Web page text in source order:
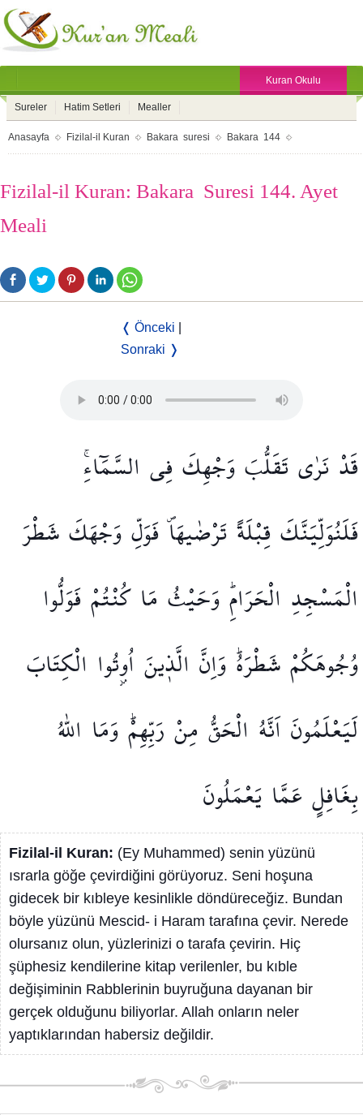
Kuran Okulu
Sureler Hatim Setleri Mealler
Anasayfa Fizilal-il Kuran Bakara suresi Bakara 144
Fizilal-il Kuran: Bakara Suresi 144. Ayet
Meali
❬ Önceki
Sonraki ❭
قَدْ نَرٰىتَقَلُّبَوَجْهِكَفِي السَّمَٓاءِۚ
فَلَنُوَلِّيَنَّكَقِبْلَةًتَرْضٰيهَاۖفَوَلِّوَجْهَكَشَطْرَ
الْمَسْجِدِ الْحَرَامِۜوَحَيْثُ مَا كُنْتُمْفَوَلُّوا
وُجُوهَكُمْشَطْرَهُۜ وَاِنَّ الَّذ۪ينَ اُو۫تُوا الْكِتَابَ
لَيَعْلَمُونَاَنَّهُ الْحَقُّ مِنْ رَبِّهِمْۜوَمَا اللّٰهُ
بِغَافِلٍ عَمَّا يَعْمَلُونَ
Fizilal-il Kuran: (Ey Muhammed) senin yüzünü
ısrarla göğe çevirdiğini görüyoruz. Seni hoşuna
gidecek bir kıbleye kesinlikle döndüreceğiz. Bundan
böyle yüzünü Mescid- i Haram tarafına çevir. Nerede
olursanız olun, yüzlerinizi o tarafa çevirin. Hiç
şüphesiz kendilerine kitap verilenler, bu kıble
değişiminin Rabblerinin buyruğuna dayanan bir
gerçek olduğunu biliyorlar. Allah onların neler
yaptıklarından habersiz değildir.